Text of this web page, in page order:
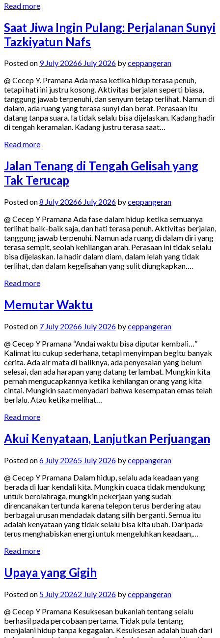
Read more
Saat Jiwa Ingin Pulang: Perjalanan Sunyi
Tazkiyatun Nafs
Posted on 9 July 20266 July 2026 byceppangeran
@ Cecep Y. Pramana Ada masa ketika hidup terasa penuh,
tetapi hati ini justru kosong. Aktivitas berjalan seperti biasa,
tanggung jawab terpenuhi, dan senyum tetap terlihat. Namun di
dalam, ada ruang yang terasa sunyi dan berat. Perasaan itu
datang tanpa suara. Ia tidak selalu bisa dijelaskan. Kadang hadir
di tengah keramaian. Kadang justru terasa saat…
Read more
Jalan Tenang di Tengah Gelisah yang
Tak Terucap
Posted on8 July 20266 July 2026 byceppangeran
@ Cecep Y Pramana Ada fase dalam hidup ketika semuanya
terlihat baik-baik saja, dan hati terasa penuh. Aktivitas berjalan,
tanggung jawab terpenuhi. Namun ada ruang di dalam diri yang
terasa sempit, seolah kehilangan arah. Perasaan ini tidak selalu
bisa dijelaskan. Ia hadir dalam diam, dalam lelah yang tidak
terlihat, dan dalam kegelisahan yang sulit diungkapkan….
Read more
Memutar Waktu
Posted on 7 July 20266 July 2026 byceppangeran
@ Cecep Y Pramana “Andai waktu bisa diputar kembali…”
Kalimat itu cukup sederhana, tetapi menyimpan begitu banyak
cerita. Ada air mata di baliknya, ada penyesalan yang belum
selesai, dan ada harapan yang datang terlambat. Mungkin kita
pernah mengucapkannya ketika kehilangan orang yang kita
cintai. Mungkin saat menyadari bahwa kesempatan emas telah
berlalu. Atau ketika melihat…
Read more
Akui Kenyataan, Lanjutkan Perjuangan
Posted on6 July 20265 July 2026 byceppangeran
@ Cecep Y Pramana Dalam hidup, selalu ada keadaan yang
berada di luar kendali kita. Mungkin cuaca tidak mendukung
untuk berolahraga, mungkin pekerjaan yang sudah
direncanakan tertunda karena telepon terus berdering atau
berbagai urusan mendadak datang silih berganti. Semua itu
adalah kenyataan yang tidak selalu bisa kita ubah. Daripada
terus menghabiskan energi untuk mengeluhkan keadaan,…
Read more
Upaya yang Gigih
Posted on 5 July 20262 July 2026 byceppangeran
@ Cecep Y Pramana Kesuksesan bukanlah tentang selalu
berhasil pada percobaan pertama. Tidak pula tentang
menjalani hidup tanpa kegagalan. Kesuksesan adalah buah dari